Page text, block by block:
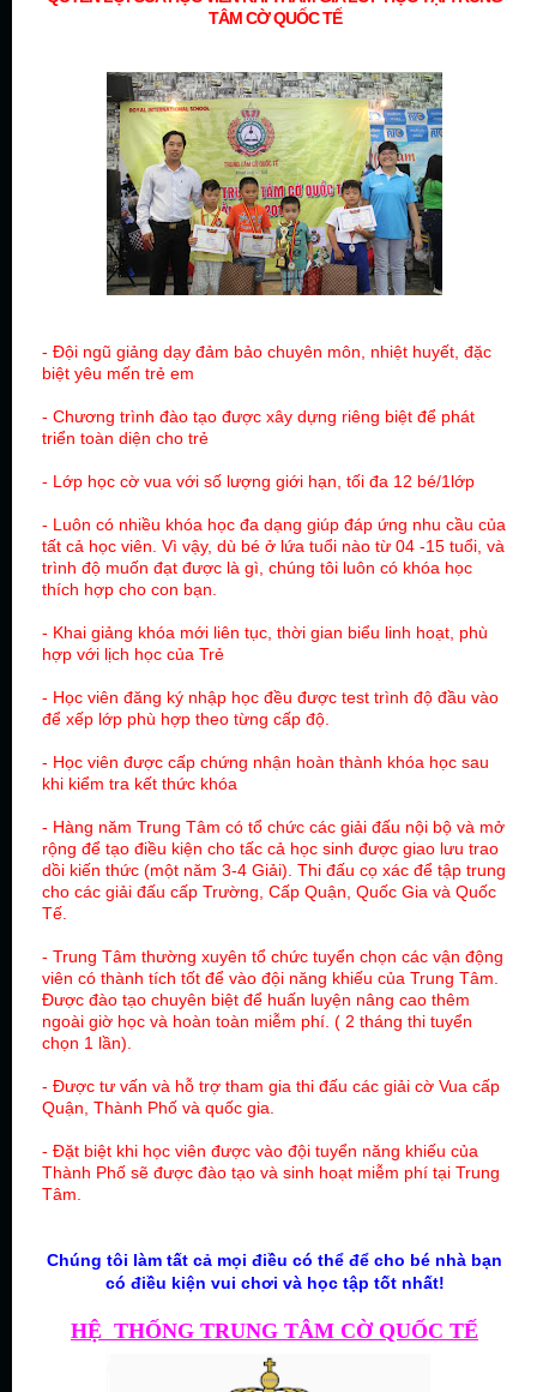
TÂM CỜ QUỐC TẾ
- Đội ngũ giảng dạy đảm bảo chuyên môn, nhiệt huyết, đặc
biệt yêu mến trẻ em
- Chương trình đào tạo được xây dựng riêng biệt để phát
triển toàn diện cho trẻ
- Lớp học cờ vua với số lượng giới hạn, tối đa 12 bé/1lớp
- Luôn có nhiều khóa học đa dạng giúp đáp ứng nhu cầu của
tất cả học viên. Vì vậy, dù bé ở lứa tuổi nào từ 04 -15 tuổi, và
trình độ muốn đạt được là gì, chúng tôi luôn có khóa học
thích hợp cho con bạn.
- Khai giảng khóa mới liên tục, thời gian biểu linh hoạt, phù
hợp với lịch học của Trẻ
- Học viên đăng ký nhập học đều được test trình độ đầu vào
để xếp lớp phù hợp theo từng cấp độ.
- Học viên được cấp chứng nhận hoàn thành khóa học sau
khi kiểm tra kết thức khóa
- Hàng năm Trung Tâm có tổ chức các giải đấu nội bộ và mở
rộng để tạo điều kiện cho tấc cả học sinh được giao lưu trao
dồi kiến thức (một năm 3-4 Giải). Thi đấu cọ xác để tập trung
cho các giải đấu cấp Trường, Cấp Quận, Quốc Gia và Quốc
Tế.
- Trung Tâm thường xuyên tổ chức tuyển chọn các vận động
viên có thành tích tốt để vào đội năng khiếu của Trung Tâm.
Được đào tạo chuyên biệt để huấn luyện nâng cao thêm
ngoài giờ học và hoàn toàn miễm phí. ( 2 tháng thi tuyển
chọn 1 lần).
- Được tư vấn và hỗ trợ tham gia thi đấu các giải cờ Vua cấp
Quận, Thành Phố và quốc gia.
- Đặt biệt khi học viên được vào đội tuyển năng khiếu của
Thành Phố sẽ được đào tạo và sinh hoạt miễm phí tại Trung
Tâm.
Chúng tôi làm tất cả mọi điều có thể để cho bé nhà bạn
có điều kiện vui chơi và học tập tốt nhất!
HỆ THỐNG TRUNG TÂM CỜ QUỐC TẾ